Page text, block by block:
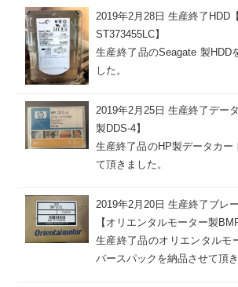
2019年2月28日 生産終了HDD
ST373455LC】
生産終了品のSeagate 製HDD
した。
2019年2月25日 生産終了デー
製DDS-4】
生産終了品のHP製データカー
て頂きました。
2019年2月20日 生産終了ブレ
【オリエンタルモーター製
生産終了品のオリエンタルモ
バースパックを納品させて頂き